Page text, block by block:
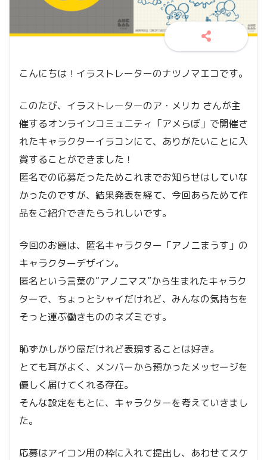
こんにちは！イラストレーターのナツノマエコです。
このたび、イラストレーターのア・メリカ さんが主
催するオンラインコミュニティ「アメらぼ」で開催さ
れたキャラクターイラコンにて、ありがたいことに入
賞することができました！
匿名での応募だったためこれまでお知らせはしていな
かったのですが、結果発表を経て、今回あらためて作
品をご紹介できたらうれしいです。
今回のお題は、匿名キャラクター「アノニまうす」の
キャラクターデザイン。
匿名という言葉の“アノニマス”から生まれたキャラク
ターで、ちょっとシャイだけれど、みんなの気持ちを
そっと運ぶ働きもののネズミです。
恥ずかしがり屋だけれど表現することは好き。
とても耳がよく、メンバーから預かったメッセージを
優しく届けてくれる存在。
そんな設定をもとに、キャラクターを考えていきまし
た。
応募はアイコン用の枠に入れて提出し、あわせてスケ